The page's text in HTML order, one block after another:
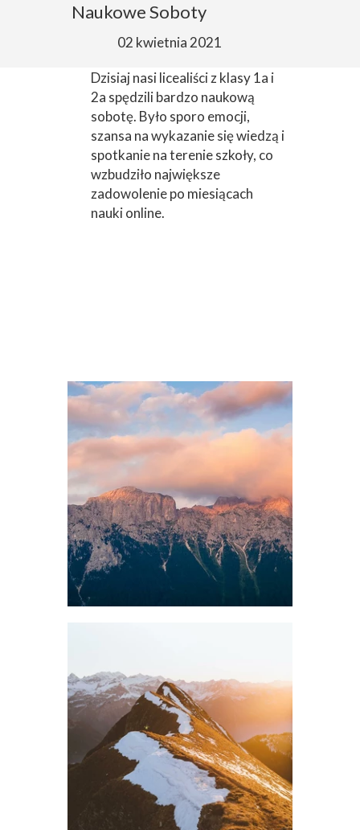
02 kwietnia 2021
Naukowe Soboty
Dzisiaj nasi licealiści z klasy 1a i
2a spędzili bardzo naukową
sobotę. Było sporo emocji,
szansa na wykazanie się wiedzą i
spotkanie na terenie szkoły, co
wzbudziło największe
zadowolenie po miesiącach
nauki online.